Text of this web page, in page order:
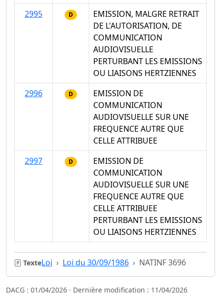
2995
D
EMISSION, MALGRE RETRAIT
DE L'AUTORISATION, DE
COMMUNICATION
AUDIOVISUELLE
PERTURBANT LES EMISSIONS
OU LIAISONS HERTZIENNES
2996
D
EMISSION DE
COMMUNICATION
AUDIOVISUELLE SUR UNE
FREQUENCE AUTRE QUE
CELLE ATTRIBUEE
2997
D
EMISSION DE
COMMUNICATION
AUDIOVISUELLE SUR UNE
FREQUENCE AUTRE QUE
CELLE ATTRIBUEE
PERTURBANT LES EMISSIONS
OU LIAISONS HERTZIENNES
TexteLoi Loi du 30/09/1986 NATINF 3696
DACG : 01/04/2026 · Dernière modification : 11/04/2026